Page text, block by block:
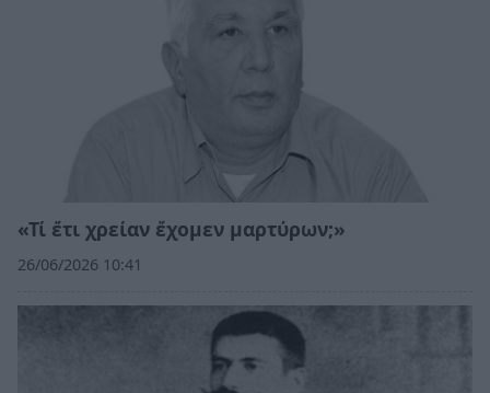
«Τί ἔτι χρείαν ἔχομεν μαρτύρων;»
26/06/2026 10:41